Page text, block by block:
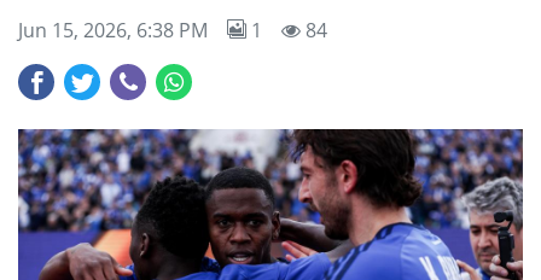
Jun 15, 2026, 6:38 PM 1 84